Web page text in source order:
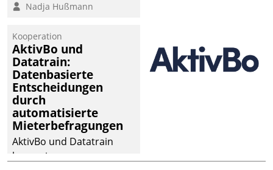
Vergabe und Verwaltung
operativen
Instandhaltung in die
SAP-Systemlandschaft
deutscher
Wohnungsunternehmen
– und beschleunigt damit
den Weg vom
Mieteranliegen zum
Dienstleisterauftrag.
Nadja Hußmann
Kooperation
AktivBo und
Datatrain:
Datenbasierte
Entscheidungen
durch
automatisierte
Mieterbefragungen
AktivBo und Datatrain
kooperieren –